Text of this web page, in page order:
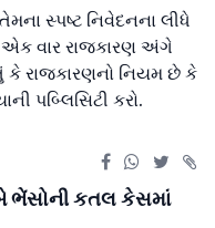
સ્પષ્ટ નિવેદનના લીધે
વાર રાજકારણ અંગે
કે રાજકારણનો નિયમ છે કે
પબ્લિસિટી કરો.
ભેંસોની કતલ કેસમાં